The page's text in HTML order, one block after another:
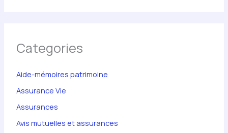
Categories
Aide-mémoires patrimoine
Assurance Vie
Assurances
Avis mutuelles et assurances